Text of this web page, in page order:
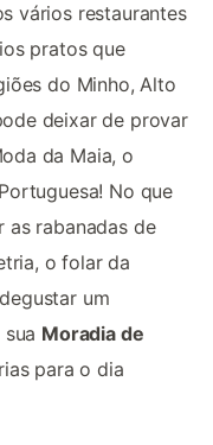
vários restaurantes
pratos que
do Minho, Alto
deixar de provar
da Maia, o
No que
as rabanadas de
o folar da
um
Moradia de
para o dia